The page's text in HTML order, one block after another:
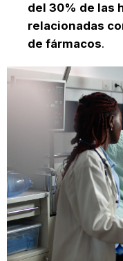
del 30% de las
relacionadas
de fármacos.